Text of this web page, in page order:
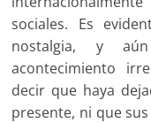
sociales. Es
nostalgia, y
acontecimiento
decir que haya
presente, ni que